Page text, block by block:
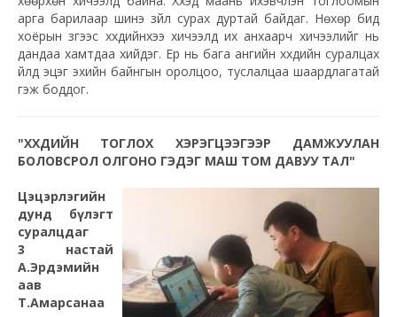
арга барилаар шинэ зүйл сурах дуртай байдаг. Нөхөр бид
хоёрын зүгээс хүүхдийнхээ хичээлд их анхаарч хичээлийг нь
дандаа хамтдаа хийдэг. Ер нь бага ангийн хүүхдийн суралцах
үйлд эцэг эхийн байнгын оролцоо, туслалцаа шаардлагатай
гэж боддог.
"ХҮҮХДИЙН ТОГЛОХ ХЭРЭГЦЭЭГЭЭР ДАМЖУУЛАН
БОЛОВСРОЛ ОЛГОНО ГЭДЭГ МАШ ТОМ ДАВУУ ТАЛ"
Цэцэрлэгийн
дунд бүлэгт
суралцдаг
3 настай
А.Эрдэмийн
аав
Т.Амарсанаа